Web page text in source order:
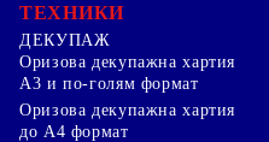
ТЕХНИКИ
ДЕКУПАЖ
Оризова декупажна хартия
А3 и по-голям формат
Оризова декупажна хартия
до А4 формат